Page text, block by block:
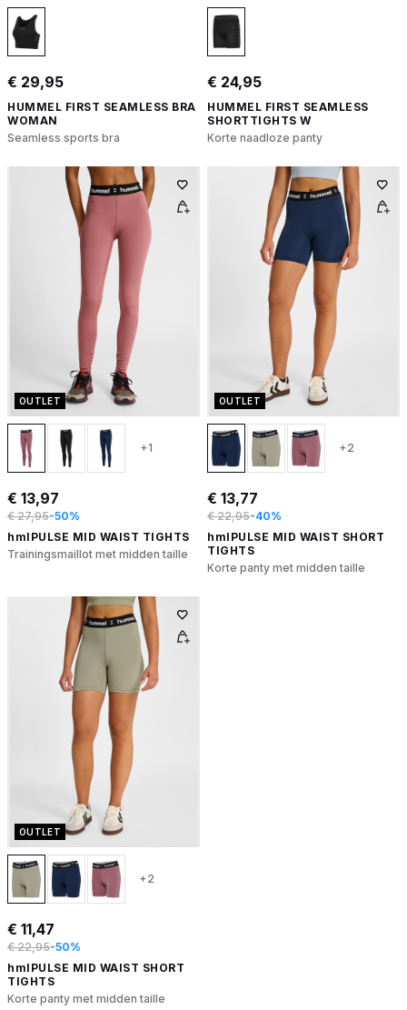
€ 29,95
HUMMEL FIRST SEAMLESS BRA
WOMAN
Seamless sports bra
€ 24,95
HUMMEL FIRST SEAMLESS
SHORTTIGHTS W
Korte naadloze panty
OUTLET
+1
€ 13,97
€ 27,95-50%
hmlPULSE MID WAIST TIGHTS
Trainingsmaillot met midden taille
OUTLET
+2
€ 13,77
€ 22,95-40%
hmlPULSE MID WAIST SHORT
TIGHTS
Korte panty met midden taille
OUTLET
+2
€ 11,47
€ 22,95-50%
hmlPULSE MID WAIST SHORT
TIGHTS
Korte panty met midden taille